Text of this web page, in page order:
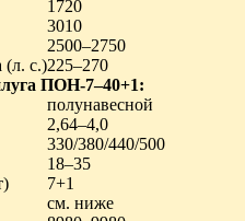
1720
3010
2500‒2750
(л. с.)225‒270
ПОН-7‒40+1:
полунавесной
2,64‒4,0
330/380/440/500
18‒35
7+1
см. ниже